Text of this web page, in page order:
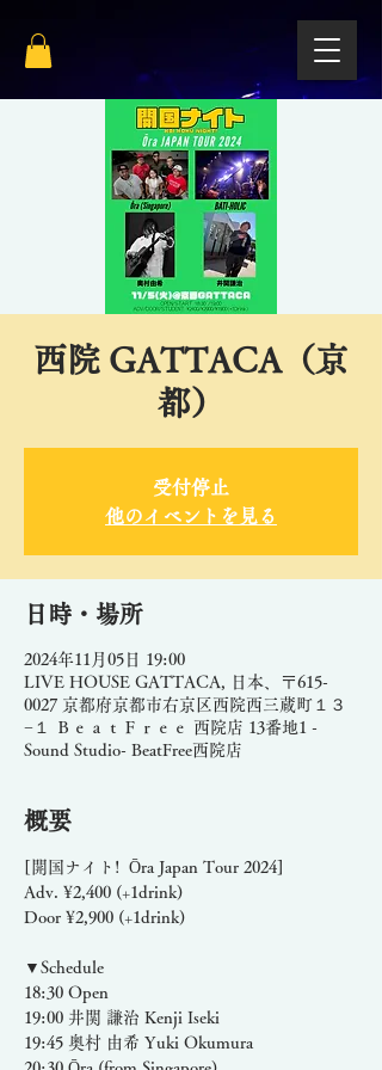
西院 GATTACA（京
都）
受付停止
他のイベントを見る
日時・場所
2024年11月05日 19:00
LIVE HOUSE GATTACA, 日本、〒615-
0027 京都府京都市右京区西院西三蔵町１３
−１ ＢｅａｔＦｒｅｅ 西院店 13番地1 -
Sound Studio- BeatFree西院店
概要
[開国ナイト!  Ōra Japan Tour 2024]
Adv. ¥2,400 (+1drink)
Door ¥2,900 (+1drink)
▼Schedule
18:30 Open
19:00 井関 謙治 Kenji Iseki
19:45 奥村 由希 Yuki Okumura